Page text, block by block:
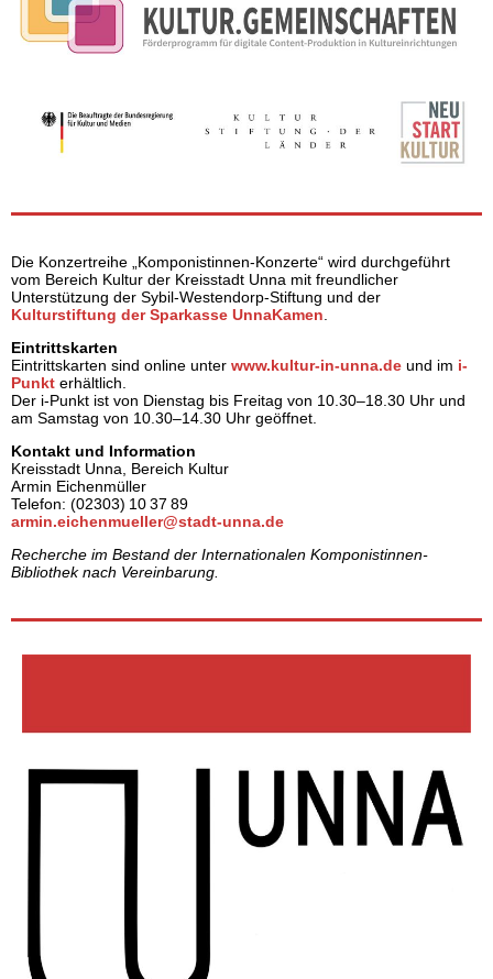
Die Konzertreihe „Komponistinnen-Konzerte“ wird durchgeführt
vom Bereich Kultur der Kreisstadt Unna mit freundlicher
Unterstützung der Sybil-Westendorp-Stiftung und der
Kulturstiftung der Sparkasse UnnaKamen
Eintrittskarten
Eintrittskarten sind online unter www.kultur-in-unna.de und im i-
Punkt erhältlich.
Der i-Punkt ist von Dienstag bis Freitag von 10.30–18.30 Uhr und
am Samstag von 10.30–14.30 Uhr geöffnet.
Kontakt und Information
Kreisstadt Unna, Bereich Kultur
Armin Eichenmüller
Telefon: (02303) 10 37 89
armin.eichenmueller@stadt-unna.de
Recherche im Bestand der Internationalen Komponistinnen-
Bibliothek nach Vereinbarung.